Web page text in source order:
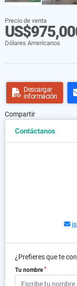
Precio de venta
Dólares Americanos
Descargar
información
Compartir
Contáctanos
¿Prefieres que te
Tu nombre *